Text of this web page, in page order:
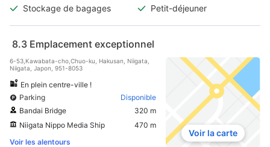
Stockage de bagages
Petit-déjeuner
8.3 Emplacement exceptionnel
6-53,Kawabata-cho,Chuo-ku, Hakusan, Niigata,
Niigata, Japon, 951-8053
En plein centre-ville !
Parking
Disponible
Bandai Bridge
320 m
Niigata Nippo Media Ship
470 m
Voir les alentours
Voir la carte